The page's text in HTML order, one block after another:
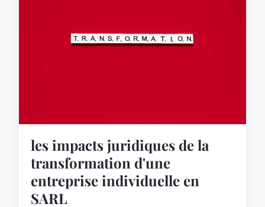
les impacts juridiques de la
transformation d'une
entreprise individuelle en
SARL